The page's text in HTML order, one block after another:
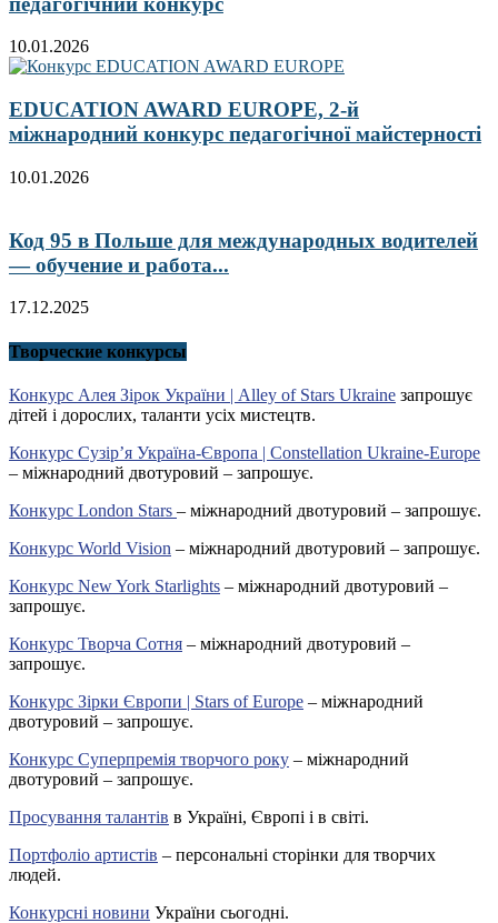
10.01.2026
EDUCATION AWARD EUROPE, 2-й
міжнародний конкурс педагогічної майстерності
10.01.2026
Код 95 в Польше для международных водителей
— обучение и работа...
17.12.2025
Творческие конкурсы
Конкурс Алея Зірок України | Alley of Stars Ukraine запрошує
дітей і дорослих, таланти усіх мистецтв.
Конкурс Сузір’я Україна-Європа | Constellation Ukraine-Europe
– міжнародний двотуровий – запрошує.
Конкурс London Stars – міжнародний двотуровий – запрошує.
Конкурс World Vision – міжнародний двотуровий – запрошує.
Конкурс New York Starlights – міжнародний двотуровий –
запрошує.
Конкурс Творча Сотня – міжнародний двотуровий –
запрошує.
Конкурс Зірки Європи | Stars of Europe – міжнародний
двотуровий – запрошує.
Конкурс Суперпремія творчого року – міжнародний
двотуровий – запрошує.
Просування талантів в Україні, Європі і в світі.
Портфоліо артистів – персональні сторінки для творчих
людей.
Конкурсні новини України сьогодні.